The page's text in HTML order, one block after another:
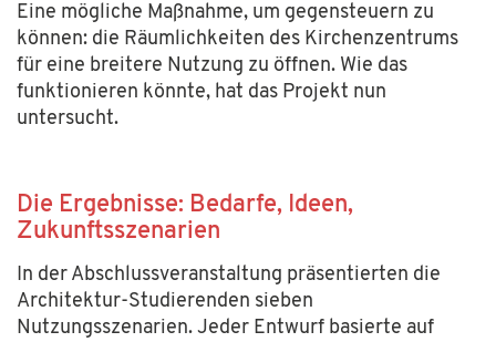
Eine mögliche Maßnahme, um gegensteuern zu
können: die Räumlichkeiten des Kirchenzentrums
für eine breitere Nutzung zu öffnen. Wie das
funktionieren könnte, hat das Projekt nun
untersucht.
Die Ergebnisse: Bedarfe, Ideen,
Zukunftsszenarien
In der Abschlussveranstaltung präsentierten die
Architektur-Studierenden sieben
Nutzungsszenarien. Jeder Entwurf basierte auf